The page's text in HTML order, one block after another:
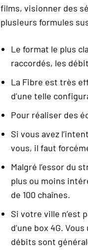
films, visionner des
plusieurs formules
Le format le plus
raccordés, les
La Fibre est très
d’une telle
Pour réaliser des
Si vous avez
vous, il faut
Malgré l’essor du
plus ou moins
de 100 chaînes.
Si votre ville n’est
d’une box 4G.
débits sont